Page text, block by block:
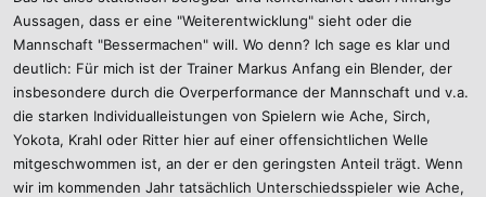
Aussagen, dass er eine "Weiterentwicklung" sieht oder die
Mannschaft "Bessermachen" will. Wo denn? Ich sage es klar und
deutlich: Für mich ist der Trainer Markus Anfang ein Blender, der
insbesondere durch die Overperformance der Mannschaft und v.a.
die starken Individualleistungen von Spielern wie Ache, Sirch,
Yokota, Krahl oder Ritter hier auf einer offensichtlichen Welle
mitgeschwommen ist, an der er den geringsten Anteil trägt. Wenn
wir im kommenden Jahr tatsächlich Unterschiedsspieler wie Ache,